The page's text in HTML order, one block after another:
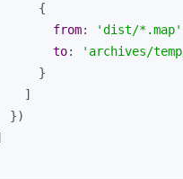
{
from: 'dist/*.map'
to:
'archives/
}
]
})